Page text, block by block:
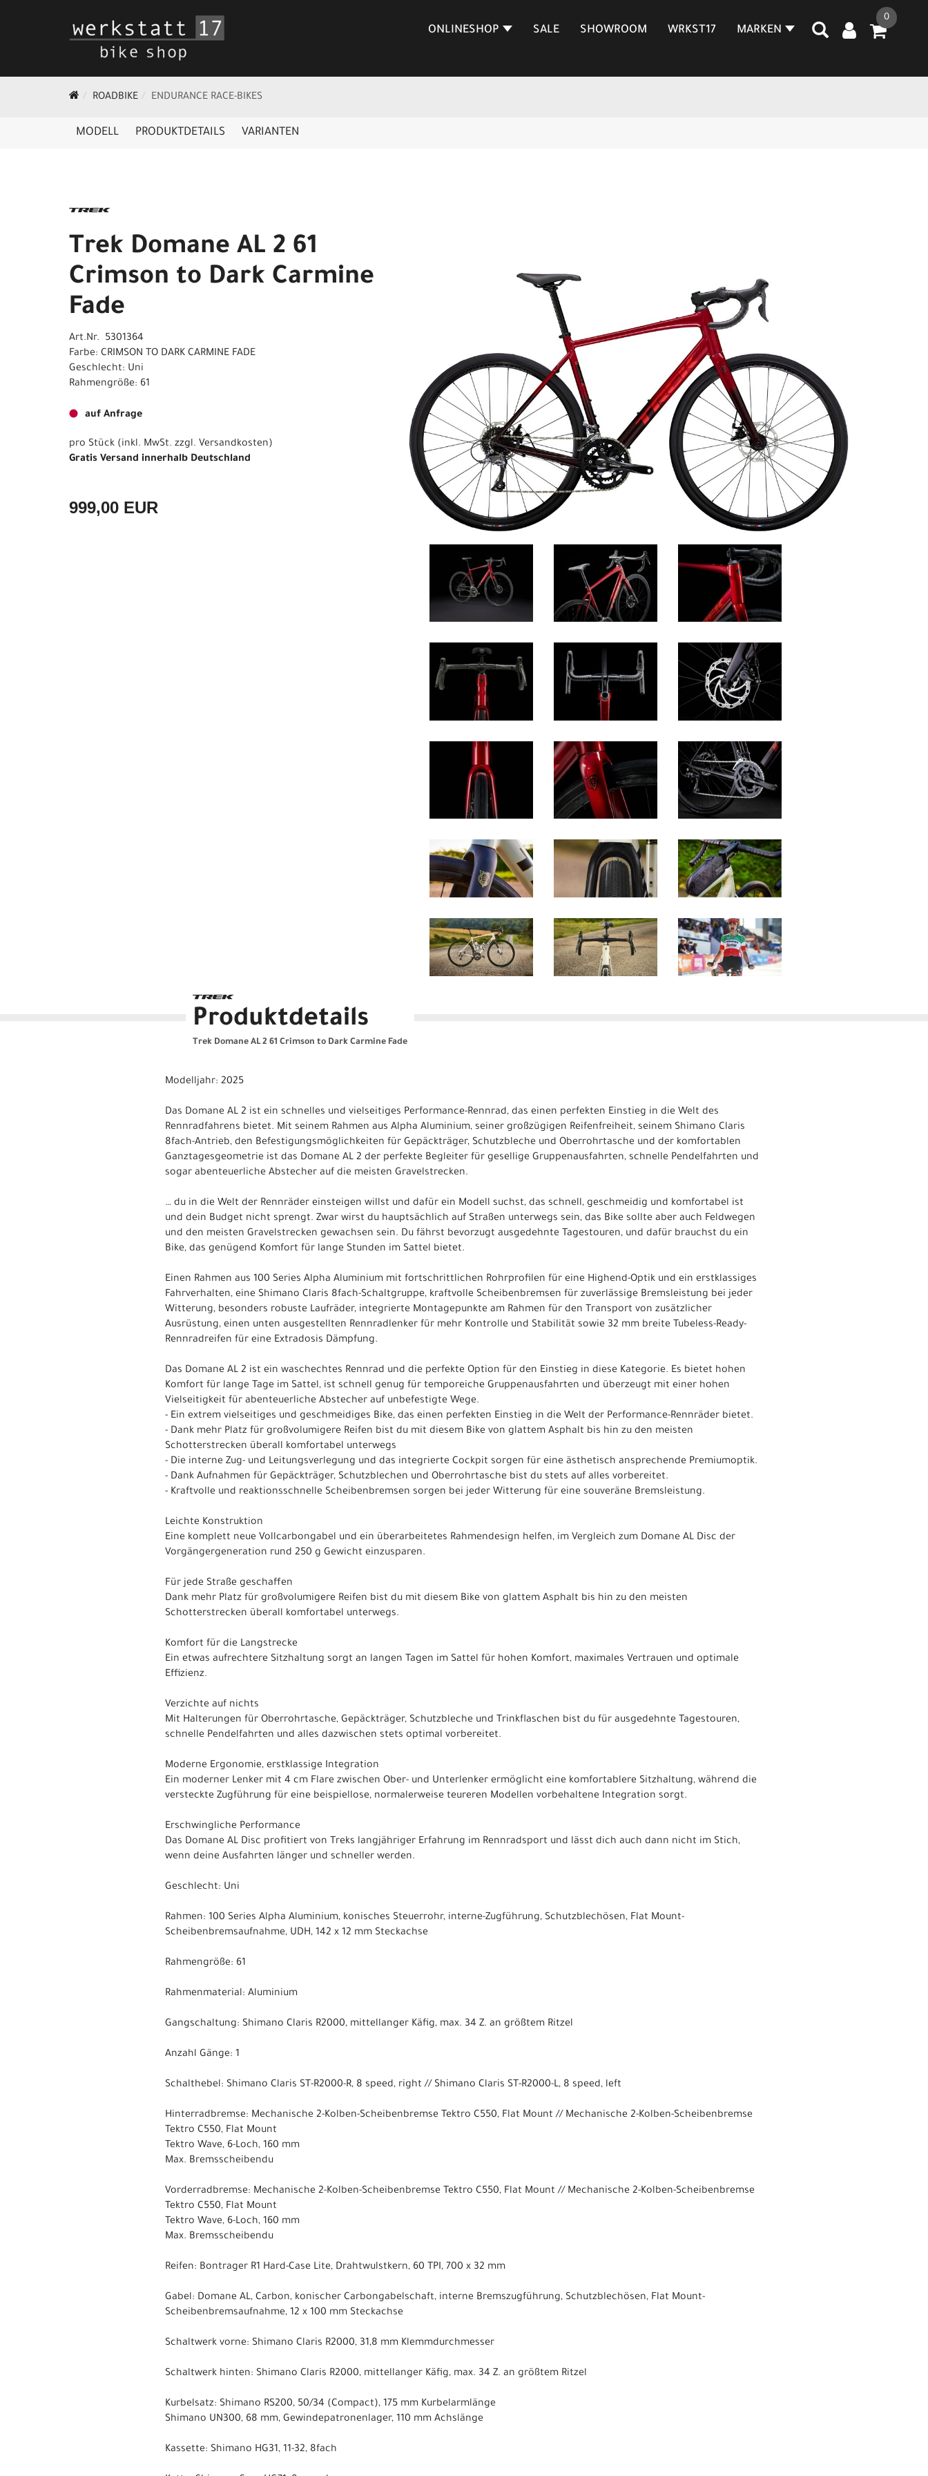
0
ONLINESHOP SALE SHOWROOM WRKST17 MARKEN
ROADBIKE ENDURANCE RACE-BIKES
MODELL PRODUKTDETAILS VARIANTEN
Trek Domane AL 2 61
Crimson to Dark Carmine
Fade
Art.Nr. 5301364
Farbe: CRIMSON TO DARK CARMINE FADE
Geschlecht: Uni
Rahmengröße: 61
auf Anfrage
pro Stück (inkl. MwSt. zzgl. Versandkosten)
Gratis Versand innerhalb Deutschland
999,00 EUR
Produktdetails
Trek Domane AL 2 61 Crimson to Dark Carmine Fade
Modelljahr: 2025
Das Domane AL 2 ist ein schnelles und vielseitiges Performance-Rennrad, das einen perfekten Einstieg in die Welt des
Rennradfahrens bietet. Mit seinem Rahmen aus Alpha Aluminium, seiner großzügigen Reifenfreiheit, seinem Shimano Claris
8fach-Antrieb, den Befestigungsmöglichkeiten für Gepäckträger, Schutzbleche und Oberrohrtasche und der komfortablen
Ganztagesgeometrie ist das Domane AL 2 der perfekte Begleiter für gesellige Gruppenausfahrten, schnelle Pendelfahrten und
sogar abenteuerliche Abstecher auf die meisten Gravelstrecken.
… du in die Welt der Rennräder einsteigen willst und dafür ein Modell suchst, das schnell, geschmeidig und komfortabel ist
und dein Budget nicht sprengt. Zwar wirst du hauptsächlich auf Straßen unterwegs sein, das Bike sollte aber auch Feldwegen
und den meisten Gravelstrecken gewachsen sein. Du fährst bevorzugt ausgedehnte Tagestouren, und dafür brauchst du ein
Bike, das genügend Komfort für lange Stunden im Sattel bietet.
Einen Rahmen aus 100 Series Alpha Aluminium mit fortschrittlichen Rohrprofilen für eine Highend-Optik und ein erstklassiges
Fahrverhalten, eine Shimano Claris 8fach-Schaltgruppe, kraftvolle Scheibenbremsen für zuverlässige Bremsleistung bei jeder
Witterung, besonders robuste Laufräder, integrierte Montagepunkte am Rahmen für den Transport von zusätzlicher
Ausrüstung, einen unten ausgestellten Rennradlenker für mehr Kontrolle und Stabilität sowie 32 mm breite Tubeless-Ready-
Rennradreifen für eine Extradosis Dämpfung.
Das Domane AL 2 ist ein waschechtes Rennrad und die perfekte Option für den Einstieg in diese Kategorie. Es bietet hohen
Komfort für lange Tage im Sattel, ist schnell genug für temporeiche Gruppenausfahrten und überzeugt mit einer hohen
Vielseitigkeit für abenteuerliche Abstecher auf unbefestigte Wege.
- Ein extrem vielseitiges und geschmeidiges Bike, das einen perfekten Einstieg in die Welt der Performance-Rennräder bietet.
- Dank mehr Platz für großvolumigere Reifen bist du mit diesem Bike von glattem Asphalt bis hin zu den meisten
Schotterstrecken überall komfortabel unterwegs
- Die interne Zug- und Leitungsverlegung und das integrierte Cockpit sorgen für eine ästhetisch ansprechende Premiumoptik.
- Dank Aufnahmen für Gepäckträger, Schutzblechen und Oberrohrtasche bist du stets auf alles vorbereitet.
- Kraftvolle und reaktionsschnelle Scheibenbremsen sorgen bei jeder Witterung für eine souveräne Bremsleistung.
Leichte Konstruktion
Eine komplett neue Vollcarbongabel und ein überarbeitetes Rahmendesign helfen, im Vergleich zum Domane AL Disc der
Vorgängergeneration rund 250 g Gewicht einzusparen.
Für jede Straße geschaffen
Dank mehr Platz für großvolumigere Reifen bist du mit diesem Bike von glattem Asphalt bis hin zu den meisten
Schotterstrecken überall komfortabel unterwegs.
Komfort für die Langstrecke
Ein etwas aufrechtere Sitzhaltung sorgt an langen Tagen im Sattel für hohen Komfort, maximales Vertrauen und optimale
Effizienz.
Verzichte auf nichts
Mit Halterungen für Oberrohrtasche, Gepäckträger, Schutzbleche und Trinkflaschen bist du für ausgedehnte Tagestouren,
schnelle Pendelfahrten und alles dazwischen stets optimal vorbereitet.
Moderne Ergonomie, erstklassige Integration
Ein moderner Lenker mit 4 cm Flare zwischen Ober- und Unterlenker ermöglicht eine komfortablere Sitzhaltung, während die
versteckte Zugführung für eine beispiellose, normalerweise teureren Modellen vorbehaltene Integration sorgt.
Erschwingliche Performance
Das Domane AL Disc profitiert von Treks langjähriger Erfahrung im Rennradsport und lässt dich auch dann nicht im Stich,
wenn deine Ausfahrten länger und schneller werden.
Geschlecht: Uni
Rahmen: 100 Series Alpha Aluminium, konisches Steuerrohr, interne-Zugführung, Schutzblechösen, Flat Mount-
Scheibenbremsaufnahme, UDH, 142 x 12 mm Steckachse
Rahmengröße: 61
Rahmenmaterial: Aluminium
Gangschaltung: Shimano Claris R2000, mittellanger Käfig, max. 34 Z. an größtem Ritzel
Anzahl Gänge: 1
Schalthebel: Shimano Claris ST-R2000-R, 8 speed, right // Shimano Claris ST-R2000-L, 8 speed, left
Hinterradbremse: Mechanische 2-Kolben-Scheibenbremse Tektro C550, Flat Mount // Mechanische 2-Kolben-Scheibenbremse
Tektro C550, Flat Mount
Tektro Wave, 6-Loch, 160 mm
Max. Bremsscheibendu
Vorderradbremse: Mechanische 2-Kolben-Scheibenbremse Tektro C550, Flat Mount // Mechanische 2-Kolben-Scheibenbremse
Tektro C550, Flat Mount
Tektro Wave, 6-Loch, 160 mm
Max. Bremsscheibendu
Reifen: Bontrager R1 Hard-Case Lite, Drahtwulstkern, 60 TPI, 700 x 32 mm
Gabel: Domane AL, Carbon, konischer Carbongabelschaft, interne Bremszugführung, Schutzblechösen, Flat Mount-
Scheibenbremsaufnahme, 12 x 100 mm Steckachse
Schaltwerk vorne: Shimano Claris R2000, 31,8 mm Klemmdurchmesser
Schaltwerk hinten: Shimano Claris R2000, mittellanger Käfig, max. 34 Z. an größtem Ritzel
Kurbelsatz: Shimano RS200, 50/34 (Compact), 175 mm Kurbelarmlänge
Shimano UN300, 68 mm, Gewindepatronenlager, 110 mm Achslänge
Kassette: Shimano HG31, 11-32, 8fach